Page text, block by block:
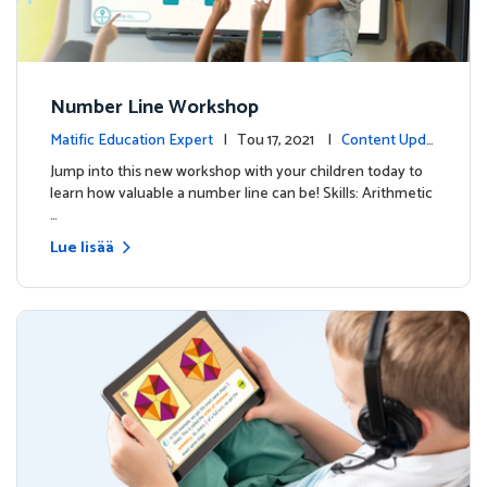
Number Line Workshop
Matific Education Expert | Tou 17, 2021 | Content Upda
tes
Jump into this new workshop with your children today to
learn how valuable a number line can be! Skills: Arithmetic
…
Lue lisää